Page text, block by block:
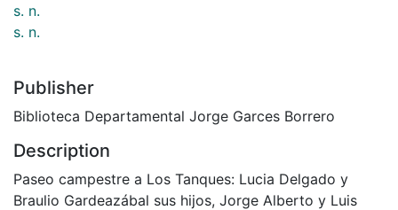
s. n.
s. n.
Publisher
Biblioteca Departamental Jorge Garces Borrero
Description
Paseo campestre a Los Tanques: Lucia Delgado y
Braulio Gardeazábal sus hijos, Jorge Alberto y Luis